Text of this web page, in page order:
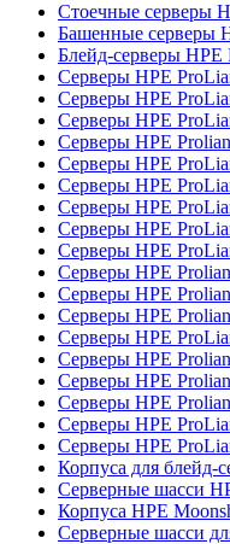
Стоечные серверы
Башенные серверы
Блейд-серверы HPE
Серверы HPE
Серверы HPE
Серверы HPE
Серверы HPE
Серверы HPE
Серверы HPE
Серверы HPE
Серверы HPE
Серверы HPE
Серверы HPE
Серверы HPE
Серверы HPE
Серверы HPE
Серверы HPE
Серверы HPE
Серверы HPE
Серверы HPE
Серверы HPE
Корпуса для блейд-
Серверные шасси
Корпуса HPE
Серверные шасси